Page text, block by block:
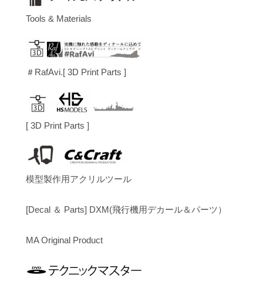
Tools & Materials
＃RafAvi.[ 3D Print Parts ]
[ 3D Print Parts ]
模型製作用アクリルツール
[Decal ＆ Parts] DXM(飛行機用デカール＆パーツ）
MA Original Product